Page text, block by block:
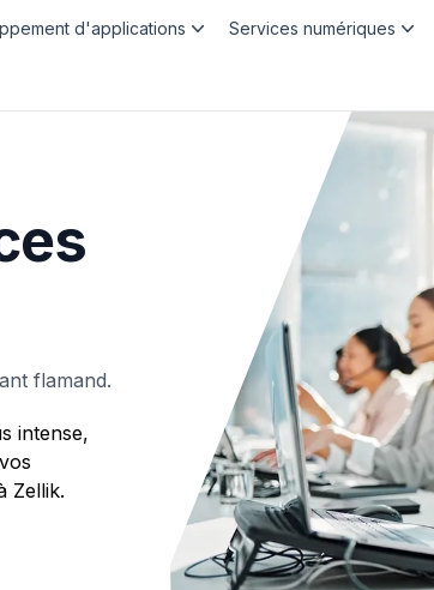
d'applications Services numériques
flamand.
intense,
Zellik.